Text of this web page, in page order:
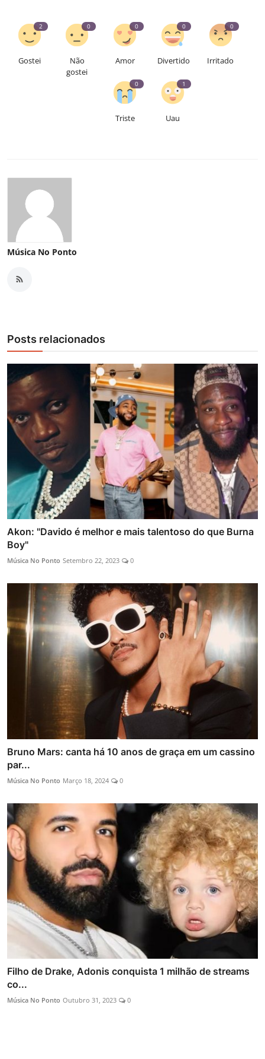
2
Gostei
0
Não
gostei
0
Amor
0
Divertido
0
Irritado
0
Triste
1
Uau
Música No Ponto
Posts relacionados
Akon: "Davido é melhor e mais talentoso do que Burna
Boy"
Música No Ponto Setembro 22, 2023 0
Bruno Mars: canta há 10 anos de graça em um cassino
par...
Música No Ponto Março 18, 2024 0
Filho de Drake, Adonis conquista 1 milhão de streams
co...
Música No Ponto Outubro 31, 2023 0